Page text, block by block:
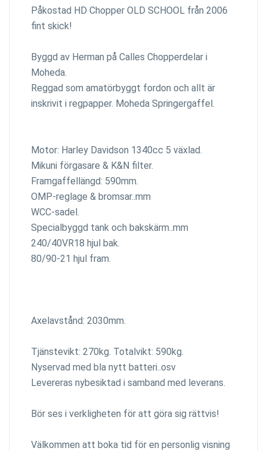
Påkostad HD Chopper OLD SCHOOL från 2006
fint skick!
Byggd av Herman på Calles Chopperdelar i
Moheda.
Reggad som amatörbyggt fordon och allt är
inskrivit i regpapper. Moheda Springergaffel.
Motor: Harley Davidson 1340cc 5 växlad.
Mikuni förgasare & K&N filter.
Framgaffellängd: 590mm.
OMP-reglage & bromsar..mm
WCC-sadel.
Specialbyggd tank och bakskärm..mm
240/40VR18 hjul bak.
80/90-21 hjul fram.
Axelavstånd: 2030mm.
Tjänstevikt: 270kg. Totalvikt: 590kg.
Nyservad med bla nytt batteri..osv
Levereras nybesiktad i samband med leverans.
Bör ses i verkligheten för att göra sig rättvis!
Välkommen att boka tid för en personlig visning